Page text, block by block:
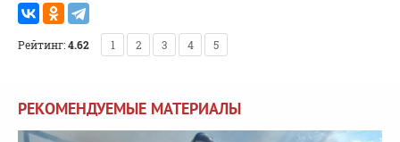
Рейтинг:4.62 1 2 3 4 5
РЕКОМЕНДУЕМЫЕ МАТЕРИАЛЫ